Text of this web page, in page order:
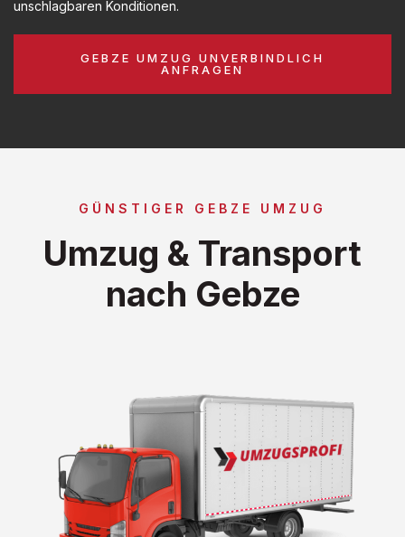
unschlagbaren Konditionen.
GEBZE UMZUG UNVERBINDLICH
ANFRAGEN
GÜNSTIGER GEBZE UMZUG
Umzug & Transport
nach Gebze